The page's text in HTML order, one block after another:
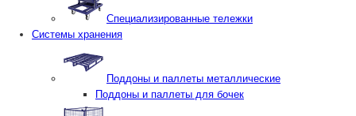
Специализированные тележки
Системы хранения
Поддоны и паллеты металлические
Поддоны и паллеты для бочек